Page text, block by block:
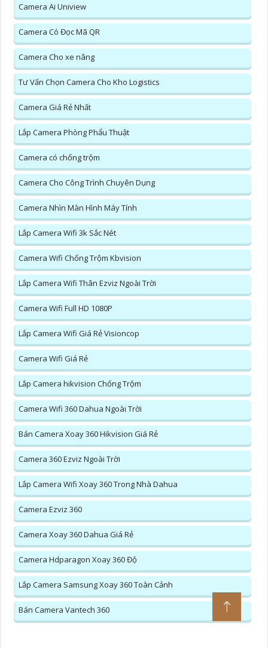
Camera Ai Uniview
Camera Có Đọc Mã QR
Camera Cho xe nâng
Tư Vấn Chọn Camera Cho Kho Logistics
Camera Giá Rẻ Nhất
Lắp Camera Phòng Phẩu Thuật
Camera có chống trộm
Camera Cho Công Trình Chuyên Dụng
Camera Nhìn Màn Hình Máy Tính
Lắp Camera Wifi 3k Sắc Nét
Camera Wifi Chống Trộm Kbvision
Lắp Camera Wifi Thân Ezviz Ngoài Trời
Camera Wifi Full HD 1080P
Lắp Camera Wifi Giá Rẻ Visioncop
Camera Wifi Giá Rẻ
Lắp Camera hikvision Chống Trộm
Camera Wifi 360 Dahua Ngoài Trời
Bán Camera Xoay 360 Hikvision Giá Rẻ
Camera 360 Ezviz Ngoài Trời
Lắp Camera Wifi Xoay 360 Trong Nhà Dahua
Camera Ezviz 360
Camera Xoay 360 Dahua Giá Rẻ
Camera Hdparagon Xoay 360 Độ
Lắp Camera Samsung Xoay 360 Toàn Cảnh
Bán Camera Vantech 360